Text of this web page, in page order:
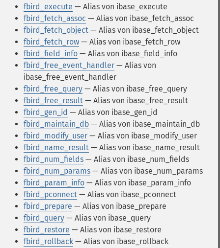
fbird_execute — Alias von ibase_execute
fbird_fetch_assoc — Alias von ibase_fetch_assoc
fbird_fetch_object — Alias von ibase_fetch_object
fbird_fetch_row — Alias von ibase_fetch_row
fbird_field_info — Alias von ibase_field_info
fbird_free_event_handler — Alias von
ibase_free_event_handler
fbird_free_query — Alias von ibase_free_query
fbird_free_result — Alias von ibase_free_result
fbird_gen_id — Alias von ibase_gen_id
fbird_maintain_db — Alias von ibase_maintain_db
fbird_modify_user — Alias von ibase_modify_user
fbird_name_result — Alias von ibase_name_result
fbird_num_fields — Alias von ibase_num_fields
fbird_num_params — Alias von ibase_num_params
fbird_param_info — Alias von ibase_param_info
fbird_pconnect — Alias von ibase_pconnect
fbird_prepare — Alias von ibase_prepare
fbird_query — Alias von ibase_query
fbird_restore — Alias von ibase_restore
fbird_rollback — Alias von ibase_rollback